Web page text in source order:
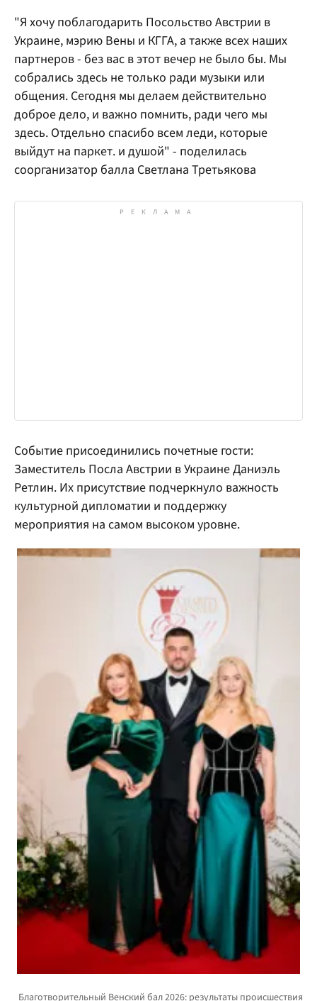
"Я хочу поблагодарить Посольство Австрии в
Украине, мэрию Вены и КГГА, а также всех наших
партнеров - без вас в этот вечер не было бы. Мы
собрались здесь не только ради музыки или
общения. Сегодня мы делаем действительно
доброе дело, и важно помнить, ради чего мы
здесь. Отдельно спасибо всем леди, которые
выйдут на паркет. и душой" - поделилась
соорганизатор балла Светлана Третьякова
Событие присоединились почетные гости:
Заместитель Посла Австрии в Украине Даниэль
Ретлин. Их присутствие подчеркнуло важность
культурной дипломатии и поддержку
мероприятия на самом высоком уровне.